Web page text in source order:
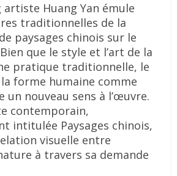
artiste Huang Yan émule
traditionnelles de la
paysages chinois sur le
que le style et l’art de la
pratique traditionnelle, le
forme humaine comme
un nouveau sens à l’œuvre.
contemporain,
intitulée Paysages chinois,
visuelle entre
à travers sa demande